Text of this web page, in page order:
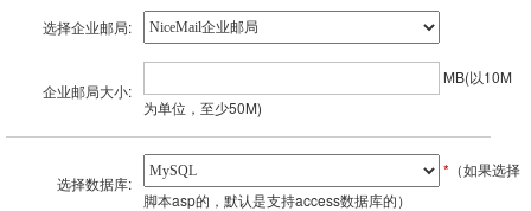
选择企业邮局:
企业邮局大小:
MB(以10M
为单位，至少50M)
选择数据库:
* （如果选择
脚本asp的，默认是支持access数据库的）